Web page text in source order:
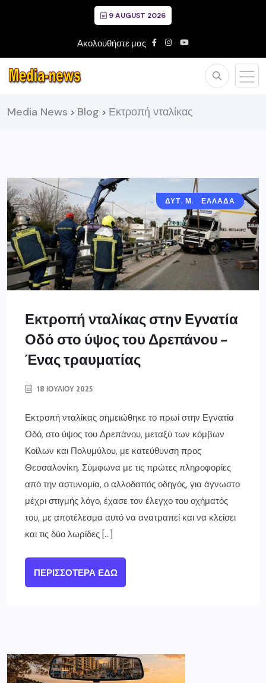
9 AUGUST 2026
Ακολουθήστε μας
Media News > Blog > Εκτροπή νταλίκας
ΔΥΤ. ΜΑΚΕΔΟΝΙΑ
ΕΛΛΑΔΑ
Εκτροπή νταλίκας στην Εγνατία
Οδό στο ύψος του Δρεπάνου –
Ένας τραυματίας
18 ΙΟΥΛΊΟΥ 2025
Εκτροπή νταλίκας σημειώθηκε το πρωί στην Εγνατία
Οδό, στο ύψος του Δρεπάνου, μεταξύ των κόμβων
Κοίλων και Πολυμύλου, με κατεύθυνση προς
Θεσσαλονίκη. Σύμφωνα με τις πρώτες πληροφορίες
από την αστυνομία, ο αλλοδαπός οδηγός, για άγνωστο
μέχρι στιγμής λόγο, έχασε τον έλεγχο του οχήματός
του, με αποτέλεσμα αυτό να ανατραπεί και να κλείσει
και τις δύο λωρίδες […]
ΠΕΡΙΣΣΌΤΕΡΑ ΕΔΏ